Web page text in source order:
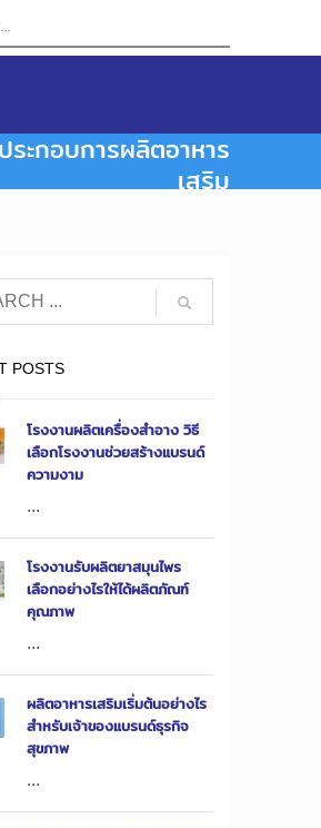
ระกอบการผลิตอาหาร
เสริม
POSTS
โรงงานผลิตเครื่องสำอาง วิธี
เลือกโรงงานช่วยสร้างแบรนด์
ความงาม
...
โรงงานรับผลิตยาสมุนไพร
เลือกอย่างไรให้ได้ผลิตภัณฑ์
คุณภาพ
...
ผลิตอาหารเสริมเริ่มต้นอย่างไร
สำหรับเจ้าของแบรนด์ธุรกิจ
สุขภาพ
...